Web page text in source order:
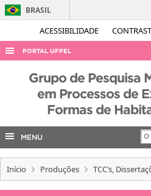
ACESSIBILIDADE
BRASIL
PORTAL UFPEL
ACESSO À INFORMAÇÃO
AUDITORIA
COBALTO
CONCURSOS
INTERNACIONAL
Grupo de Pesquisa
em Processos de
Formas de
MENU
Início Produções TCC’s,